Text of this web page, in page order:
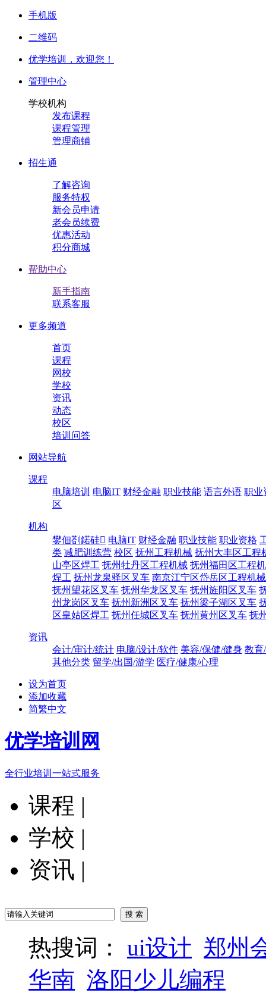
手机版
二维码
优学培训， 欢迎您！
管理中心
学校机构
发布课程
课程管理
管理商铺
招生通
了解咨询
服务特权
新会员申请
老会员续费
优惠活动
积分商城
帮助中心
新手指南
联系客服
更多频道
首页
课程
网校
学校
资讯
动态
校区
培训问答
网站导航
课程
电脑培训 电脑IT 财经金融 职业技能 语言外语 职业
区
机构
鐢佃剳鍩硅 电脑IT 财经金融 职业技能 职业资格
类 减肥训练营 校区 抚州工程机械 抚州大丰区工程
山亭区焊工 抚州牡丹区工程机械 抚州福田区工程
焊工 抚州龙泉驿区叉车 南京江宁区岱岳区工程机械
抚州望花区叉车 抚州华龙区叉车 抚州旌阳区叉车
州龙岗区叉车 抚州新洲区叉车 抚州梁子湖区叉车
区皇姑区焊工 抚州任城区叉车 抚州黄州区叉车 抚
资讯
会计/审计/统计 电脑/设计/软件 美容/保健/健身 教育
其他分类 留学/出国/游学 医疗/健康/心理
设为首页
添加收藏
简繁中文
优学培训网
全行业培训一站式服务
课程 |
学校 |
资讯 |
热搜词： ui设计 郑州
华南 洛阳少儿编程